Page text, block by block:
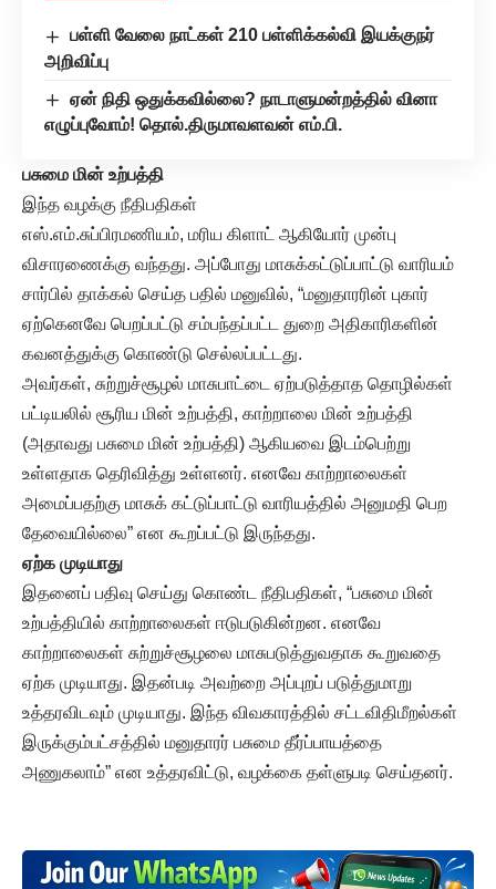
பள்ளி வேலை நாட்கள் 210 பள்ளிக்கல்வி இயக்குநர்
அறிவிப்பு
ஏன் நிதி ஒதுக்கவில்லை? நாடாளுமன்றத்தில் வினா
எழுப்புவோம்! தொல்.திருமாவளவன் எம்.பி.
பசுமை மின் உற்பத்தி
இந்த வழக்கு நீதிபதிகள்
எஸ்.எம்.சுப்பிரமணியம், மரிய கிளாட் ஆகியோர் முன்பு
விசாரணைக்கு வந்தது. அப்போது மாசுக்கட்டுப்பாட்டு வாரியம்
சார்பில் தாக்கல் செய்த பதில் மனுவில், “மனுதாரரின் புகார்
ஏற்கெனவே பெறப்பட்டு சம்பந்தப்பட்ட துறை அதிகாரிகளின்
கவனத்துக்கு கொண்டு செல்லப்பட்டது.
அவர்கள், சுற்றுச்சூழல் மாசுபாட்டை ஏற்படுத்தாத தொழில்கள்
பட்டியலில் சூரிய மின் உற்பத்தி, காற்றாலை மின் உற்பத்தி
(அதாவது பசுமை மின் உற்பத்தி) ஆகியவை இடம்பெற்று
உள்ளதாக தெரிவித்து உள்ளனர். எனவே காற்றாலைகள்
அமைப்பதற்கு மாசுக் கட்டுப்பாட்டு வாரியத்தில் அனுமதி பெற
தேவையில்லை” என கூறப்பட்டு இருந்தது.
ஏற்க முடியாது
இதனைப் பதிவு செய்து கொண்ட நீதிபதிகள், “பசுமை மின்
உற்பத்தியில் காற்றாலைகள் ஈடுபடுகின்றன. எனவே
காற்றாலைகள் சுற்றுச்சூழலை மாசுபடுத்துவதாக கூறுவதை
ஏற்க முடியாது. இதன்படி அவற்றை அப்புறப் படுத்துமாறு
உத்தரவிடவும் முடியாது. இந்த விவகாரத்தில் சட்டவிதிமீறல்கள்
இருக்கும்பட்சத்தில் மனுதாரர் பசுமை தீர்ப்பாயத்தை
அணுகலாம்” என உத்தரவிட்டு, வழக்கை தள்ளுபடி செய்தனர்.